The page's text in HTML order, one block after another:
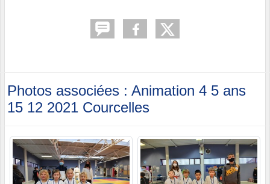
Photos associées : Animation 4 5 ans
15 12 2021 Courcelles